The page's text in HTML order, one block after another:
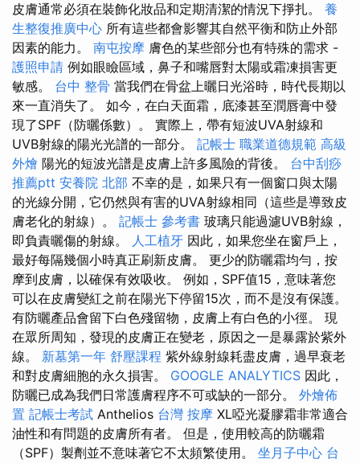
皮膚通常必須在裝飾化妝品和定期清潔的情況下掙扎。 養
生整復推廣中心 所有這些都會影響其自然平衡和防止外部
因素的能力。 南屯按摩 膚色的某些部分也有特殊的需求 -
護照申請 例如眼瞼區域，鼻子和嘴唇對太陽或霜凍損害更
敏感。 台中 整骨 當我們在骨盆上曬日光浴時，時代長期以
來一直消失了。 如今，在白天面霜，底漆甚至潤唇膏中發
現了SPF（防曬係數）。 實際上，帶有短波UVA射線和
UVB射線的陽光光譜的一部分。 記帳士 職業道德規範 高級
外燴 陽光的短波光譜是皮膚上許多風險的背後。 台中刮痧
推薦ptt 安養院 北部 不幸的是，如果只有一個窗口與太陽
的光線分開，它仍然與有害的UVA射線相同（這些是導致皮
膚老化的射線）。 記帳士 參考書 玻璃只能過濾UVB射線，
即負責曬傷的射線。 人工植牙 因此，如果您坐在窗戶上，
最好每隔幾個小時真正刷新皮膚。 更少的防曬霜均勻，按
摩到皮膚，以確保有效吸收。 例如，SPF值15，意味著您
可以在皮膚變紅之前在陽光下停留15次，而不是沒有保護。
有防曬產品會留下白色殘留物，皮膚上有白色的小徑。 現
在眾所周知，發現的皮膚正在變老，原因之一是暴露於紫外
線。 新墓第一年 舒壓課程 紫外線射線耗盡皮膚，過早衰老
和對皮膚細胞的永久損害。 GOOGLE ANALYTICS 因此，
防曬已成為我們日常護膚程序不可或缺的一部分。 外燴佈
置 記帳士考試 Anthelios 台灣 按摩 XL啞光凝膠霜非常適合
油性和有問題的皮膚所有者。 但是，使用較高的防曬霜
（SPF）製劑並不意味著它不太頻繁使用。 坐月子中心 台